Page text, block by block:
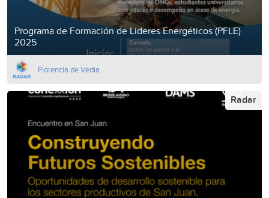
Programa de Formación de Lideres Energéticos (PFLE)
2025
Florencia de Vedia
Radar